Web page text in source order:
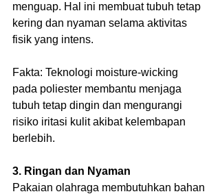
menguap. Hal ini membuat tubuh tetap
kering dan nyaman selama aktivitas
fisik yang intens.
Fakta: Teknologi moisture-wicking
pada poliester membantu menjaga
tubuh tetap dingin dan mengurangi
risiko iritasi kulit akibat kelembapan
berlebih.
3. Ringan dan Nyaman
Pakaian olahraga membutuhkan bahan